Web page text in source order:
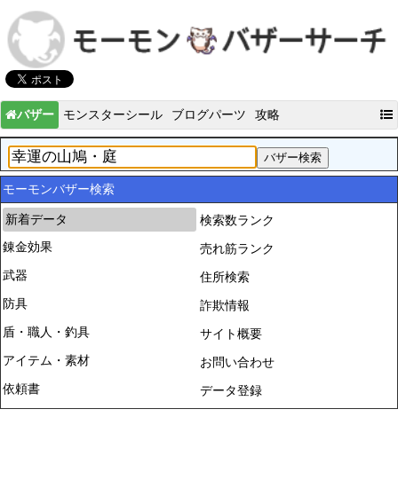
バザー モンスターシール ブログパーツ 攻略
モーモンバザー検索
新着データ
錬金効果
武器
防具
盾・職人・釣具
アイテム・素材
依頼書
検索数ランク
売れ筋ランク
住所検索
詐欺情報
サイト概要
お問い合わせ
データ登録